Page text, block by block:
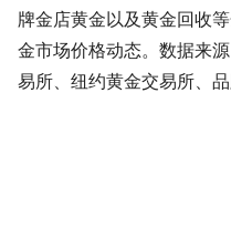
牌金店黄金以及黄金回收
金市场价格动态。数据来
易所、纽约黄金交易所、